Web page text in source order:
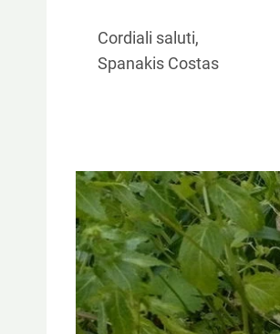
Cordiali saluti,
Spanakis Costas